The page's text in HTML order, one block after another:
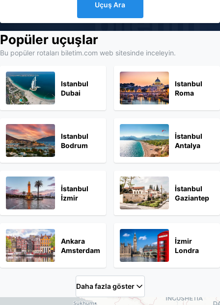
biletim
Uçuş Ara
Popüler uçuşlar
Bu popüler rotaları biletim.com web sitesinde inceleyin.
Istanbul
Dubai
Istanbul
Roma
Istanbul
Bodrum
İstanbul
Antalya
İstanbul
İzmir
İstanbul
Gaziantep
Ankara
Amsterdam
İzmir
Londra
Daha fazla göster